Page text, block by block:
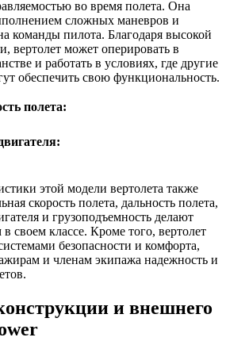
во время полета. Она
сложных маневров и
команды пилота. Благодаря высокой
вертолет может оперировать в
и работать в условиях, где другие
обеспечить свою функциональность.
полета:
этой модели вертолета также
скорость полета, дальность полета,
и грузоподъемность делают
своем классе. Кроме того, вертолет
безопасности и комфорта,
и членам экипажа надежность и
и внешнего